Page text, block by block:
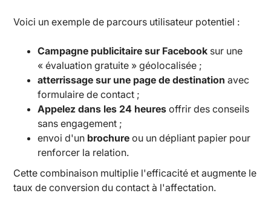
Voici un exemple de parcours utilisateur potentiel :
Campagne publicitaire sur Facebook sur une
« évaluation gratuite » géolocalisée ;
atterrissage sur une page de destination avec
formulaire de contact ;
Appelez dans les 24 heures offrir des conseils
sans engagement ;
envoi d'un brochureou un dépliant papier pour
renforcer la relation.
Cette combinaison multiplie l'efficacité et augmente le
taux de conversion du contact à l'affectation.